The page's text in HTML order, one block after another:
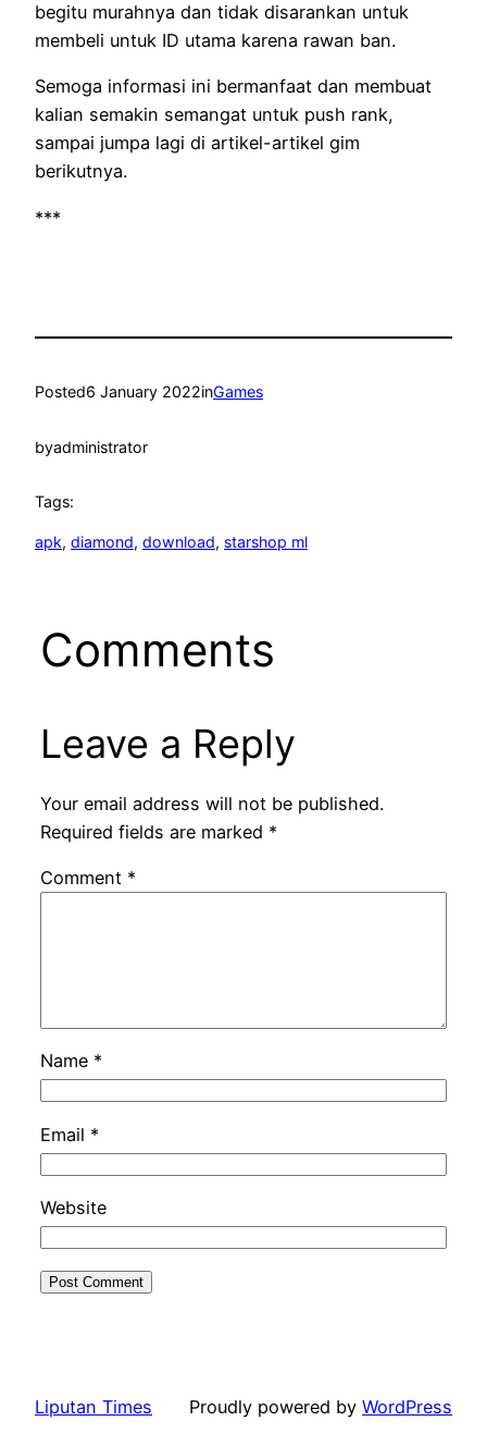
begitu murahnya dan tidak disarankan untuk
membeli untuk ID utama karena rawan ban.
Semoga informasi ini bermanfaat dan membuat
kalian semakin semangat untuk push rank,
sampai jumpa lagi di artikel-artikel gim
berikutnya.
***
Posted6 January 2022inGames
byadministrator
Tags:
apk, diamond, download, starshop ml
Comments
Leave a Reply
Your email address will not be published.
Required fields are marked *
Comment *
Name *
Email *
Website
Liputan Times Proudly powered by WordPress